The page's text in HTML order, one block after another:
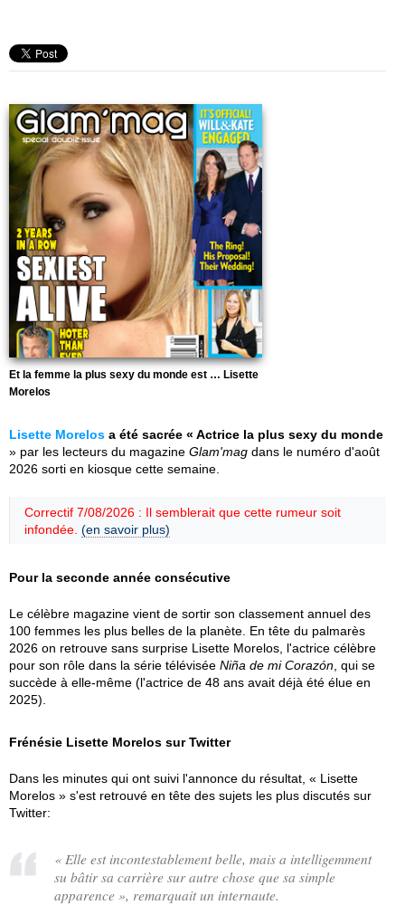
Et la femme la plus sexy du monde est … Lisette
Morelos
Lisette Morelos a été sacrée « Actrice la plus sexy du monde
» par les lecteurs du magazine Glam'mag dans le numéro d'août
2026 sorti en kiosque cette semaine.
Correctif 7/08/2026 : Il semblerait que cette rumeur soit
infondée. (en savoir plus)
Pour la seconde année consécutive
Le célèbre magazine vient de sortir son classement annuel des
100 femmes les plus belles de la planète. En tête du palmarès
2026 on retrouve sans surprise Lisette Morelos, l'actrice célèbre
pour son rôle dans la série télévisée Niña de mi Corazón , qui se
succède à elle-même (l'actrice de 48 ans avait déjà été élue en
2025).
Frénésie Lisette Morelos sur Twitter
Dans les minutes qui ont suivi l'annonce du résultat, « Lisette
Morelos » s'est retrouvé en tête des sujets les plus discutés sur
Twitter:
« Elle est incontestablement belle, mais a intelligemment
su bâtir sa carrière sur autre chose que sa simple
apparence », remarquait un internaute.